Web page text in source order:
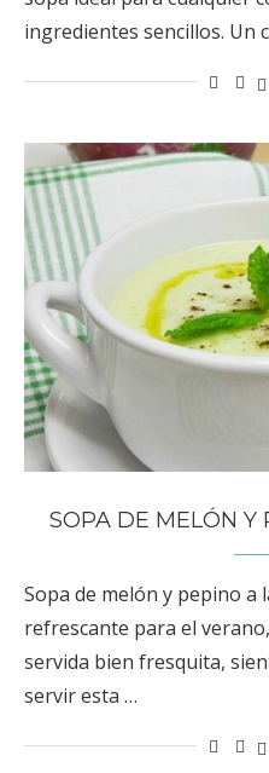
ingredientes sencillos. Un
SOPA DE MELÓN Y
Sopa de melón y pepino a
refrescante para el
servida bien fresquita,
servir esta …